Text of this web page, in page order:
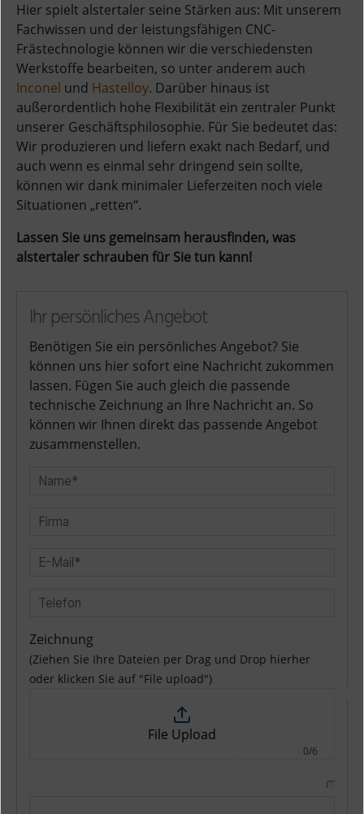
Hier spielt alstertaler seine Stärken aus: Mit unserem
Fachwissen und der leistungsfähigen CNC-
Frästechnologie können wir die verschiedensten
Werkstoffe bearbeiten, so unter anderem auch
Inconel und Hastelloy. Darüber hinaus ist
außerordentlich hohe Flexibilität ein zentraler Punkt
unserer Geschäftsphilosophie. Für Sie bedeutet das:
Wir produzieren und liefern exakt nach Bedarf, und
auch wenn es einmal sehr dringend sein sollte,
können wir dank minimaler Lieferzeiten noch viele
Situationen „retten“.
Lassen Sie uns gemeinsam herausfinden, was
alstertaler schrauben für Sie tun kann!
Ihr persönliches Angebot
Benötigen Sie ein persönliches Angebot? Sie
können uns hier sofort eine Nachricht zukommen
lassen. Fügen Sie auch gleich die passende
technische Zeichnung an Ihre Nachricht an. So
können wir Ihnen direkt das passende Angebot
zusammenstellen.
Zeichnung
(Ziehen Sie Ihre Dateien per Drag und Drop hierher
oder klicken Sie auf "File upload")
File Upload
0/6